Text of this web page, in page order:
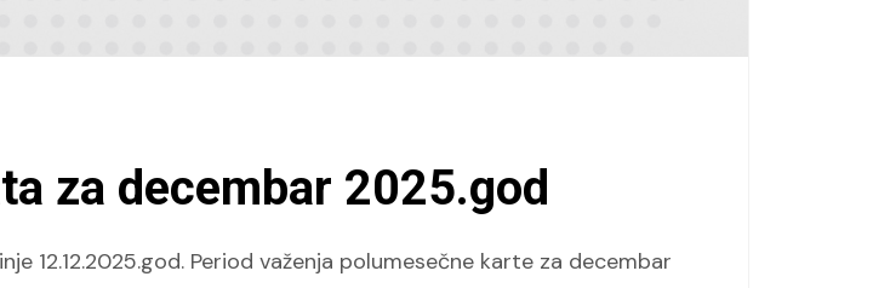
za decembar 2025.god
12.12.2025.god. Period važenja polumesečne karte za decembar